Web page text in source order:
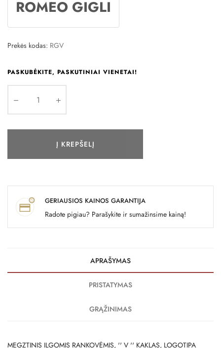
ROMEO GIGLI
Prekės kodas: RGV
PASKUBĖKITE, PASKUTINIAI VIENETAI!
Į KREPŠELĮ
GERIAUSIOS KAINOS GARANTIJA
Radote pigiau? Parašykite ir sumažinsime kainą!
APRAŠYMAS
PRISTATYMAS
GRĄŽINIMAS
MEGZTINIS ILGOMIS RANKOVĖMIS, '' V '' KAKLAS, LOGOTIPA